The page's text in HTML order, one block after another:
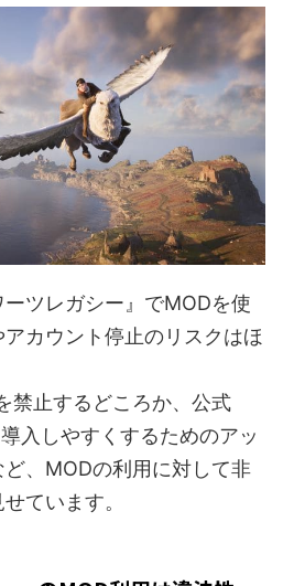
ツレガシー』でMODを使
カウント停止のリスクはほ
禁止するどころか、公式
入しやすくするためのアッ
、MODの利用に対して非
ています。